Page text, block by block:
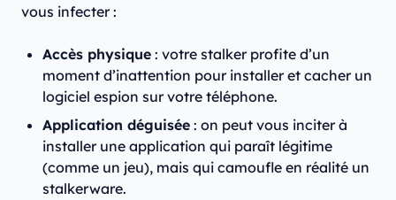
vous infecter :
Accès physique : votre stalker profite d’un
moment d’inattention pour installer et cacher un
logiciel espion sur votre téléphone.
Application déguisée : on peut vous inciter à
installer une application qui paraît légitime
(comme un jeu), mais qui camoufle en réalité un
stalkerware.